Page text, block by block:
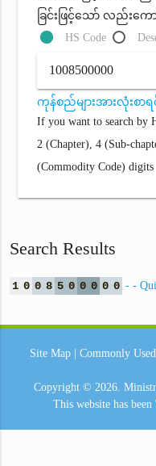
ခြင်းဖြင့်သော် လည်းကေ
HS Code
ကုန်စည်များအားလုံးစာရ
If you want to search by
2 (Chapter), 4 (Sub-
(Commodity Code) digits
Search Results
1 0 0 8 5 0 0 0 0 0 - -
Site Map Commonly
Copyright © 2026.
This website has